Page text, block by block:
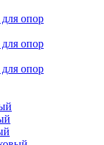
опор
опор
опор